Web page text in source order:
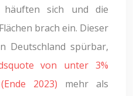
häuften sich und die
brach ein. Dieser
Deutschland spürbar,
von unter 3%
2023) mehr als